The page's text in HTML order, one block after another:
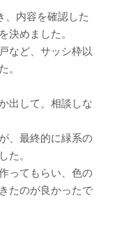
、内容を確認した
決めました。
など、サッシ枠以
。
出して、相談しな
、最終的に緑系の
た。
ってもらい、色の
たのが良かったで